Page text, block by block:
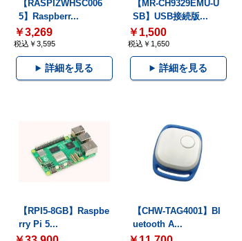
【RASPIZWHSC006
5】Raspberr...
￥3,269
税込￥3,595
詳細を見る
【MR-CH9329EMU-U
SB】USB接続版...
￥1,500
税込￥1,650
詳細を見る
【RPI5-8GB】Raspbe
rry Pi 5...
【CHW-TAG4001】Bl
uetooth A...